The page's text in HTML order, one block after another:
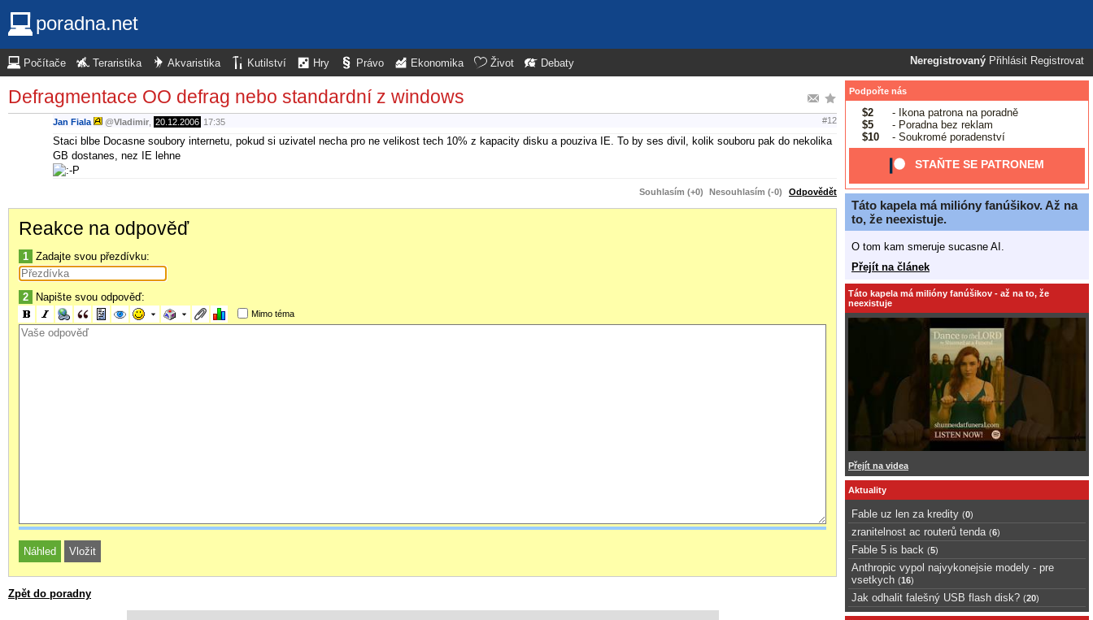
poradna.net
Neregistrovaný Přihlásit Registrovat
Počítače Teraristika Akvaristika Kutilství Hry Právo Ekonomika Život Debaty
Defragmentace OO defrag nebo standardní z windows
Jan Fiala @Vladimir 20.12.2006 17:35 #12
Staci blbe Docasne soubory internetu, pokud si uzivatel necha pro ne velikost tech 10% z kapacity disku a pouziva IE. To by ses divil, kolik souboru pak do nekolika
GB dostanes, nez IE lehne
Souhlasím (+0) Nesouhlasím (-0) Odpovědět
Reakce na odpověď
1 Zadajte svou přezdívku:
2 Napište svou odpověď:
Mimo téma
Zpět do poradny
Podpořte nás
$2
- Ikona patrona na poradně
$5
- Poradna bez reklam
$10
- Soukromé poradenství
STAŇTE SE PATRONEM
Táto kapela má milióny fanúšikov. Až na
to, že neexistuje.
O tom kam smeruje sucasne AI.
Přejít na článek
Táto kapela má milióny fanúšikov - až na to, že
neexistuje
Přejít na videa
Aktuality
Fable uz len za kredity (0)
zranitelnost ac routerů tenda (6)
Fable 5 is back (5)
Anthropic vypol najvykonejsie modely - pre
vsetkych (16)
Jak odhalit falešný USB flash disk? (20)